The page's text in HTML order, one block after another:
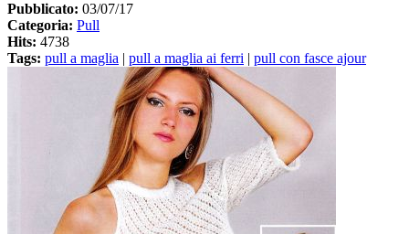
Pubblicato: 03/07/17
Categoria: Pull
Hits: 4738
Tags: pull a maglia pull a maglia ai ferri pull con fasce ajour